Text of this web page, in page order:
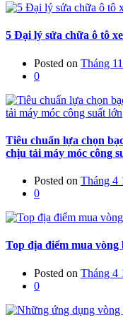
5 Đại lý sửa chữa ô tô
Posted on Tháng
0
Tiêu chuẩn lựa chọn
chịu tải máy móc công
Posted on Tháng 4
0
Top địa điểm mua
Posted on Tháng 4
0